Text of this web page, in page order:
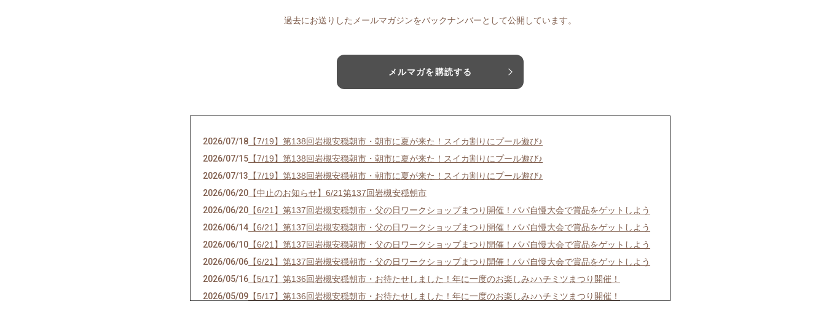
過去にお送りしたメールマガジンをバックナンバーとして公開しています。
メルマガを購読する
2026/07/18 【7/19】第138回岩槻安穏朝市・朝市に夏が来た！スイカ割りにプール遊び♪
2026/07/15 【7/19】第138回岩槻安穏朝市・朝市に夏が来た！スイカ割りにプール遊び♪
2026/07/13 【7/19】第138回岩槻安穏朝市・朝市に夏が来た！スイカ割りにプール遊び♪
2026/06/20 【中止のお知らせ】6/21第137回岩槻安穏朝市
2026/06/20 【6/21】第137回岩槻安穏朝市・父の日ワークショップまつり開催！パパ自慢大会で賞品をゲットしよう
2026/06/14 【6/21】第137回岩槻安穏朝市・父の日ワークショップまつり開催！パパ自慢大会で賞品をゲットしよう
2026/06/10 【6/21】第137回岩槻安穏朝市・父の日ワークショップまつり開催！パパ自慢大会で賞品をゲットしよう
2026/06/06 【6/21】第137回岩槻安穏朝市・父の日ワークショップまつり開催！パパ自慢大会で賞品をゲットしよう
2026/05/16 【5/17】第136回岩槻安穏朝市・お待たせしました！年に一度のお楽しみ♪ハチミツまつり開催！
2026/05/09 【5/17】第136回岩槻安穏朝市・お待たせしました！年に一度のお楽しみ♪ハチミツまつり開催！